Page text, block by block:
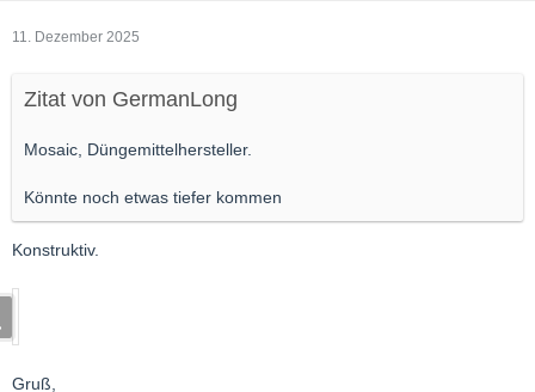
11. Dezember 2025
Zitat von GermanLong
Mosaic, Düngemittelhersteller.
Könnte noch etwas tiefer kommen
Konstruktiv.
Gruß,